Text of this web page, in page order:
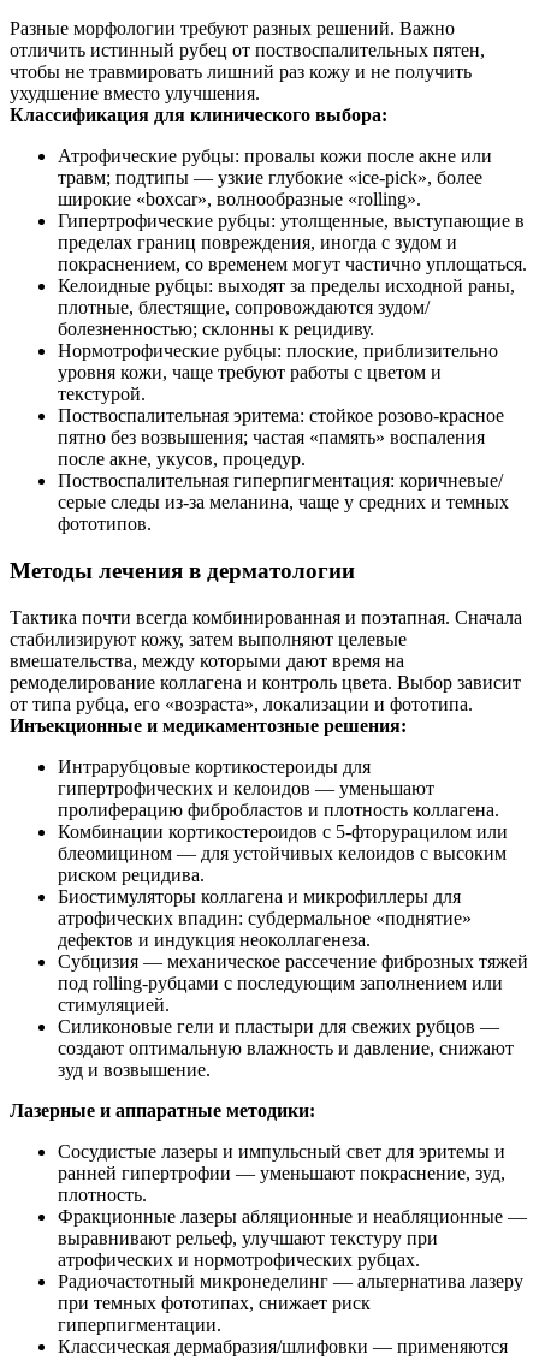
Разные морфологии требуют разных решений. Важно
отличить истинный рубец от поствоспалительных пятен,
чтобы не травмировать лишний раз кожу и не получить
ухудшение вместо улучшения.
Классификация для клинического выбора:
Атрофические рубцы: провалы кожи после акне или
травм; подтипы — узкие глубокие «ice‑pick», более
широкие «boxcar», волнообразные «rolling».
Гипертрофические рубцы: утолщенные, выступающие в
пределах границ повреждения, иногда с зудом и
покраснением, со временем могут частично уплощаться.
Келоидные рубцы: выходят за пределы исходной раны,
плотные, блестящие, сопровождаются зудом/
болезненностью; склонны к рецидиву.
Нормотрофические рубцы: плоские, приблизительно
уровня кожи, чаще требуют работы с цветом и
текстурой.
Поствоспалительная эритема: стойкое розово‑красное
пятно без возвышения; частая «память» воспаления
после акне, укусов, процедур.
Поствоспалительная гиперпигментация: коричневые/
серые следы из-за меланина, чаще у средних и темных
фототипов.
Методы лечения в дерматологии
Тактика почти всегда комбинированная и поэтапная. Сначала
стабилизируют кожу, затем выполняют целевые
вмешательства, между которыми дают время на
ремоделирование коллагена и контроль цвета. Выбор зависит
от типа рубца, его «возраста», локализации и фототипа.
Инъекционные и медикаментозные решения:
Интрарубцовые кортикостероиды для
гипертрофических и келоидов — уменьшают
пролиферацию фибробластов и плотность коллагена.
Комбинации кортикостероидов с 5‑фторурацилом или
блеомицином — для устойчивых келоидов с высоким
риском рецидива.
Биостимуляторы коллагена и микрофиллеры для
атрофических впадин: субдермальное «поднятие»
дефектов и индукция неоколлагенеза.
Субцизия — механическое рассечение фиброзных тяжей
под rolling‑рубцами с последующим заполнением или
стимуляцией.
Силиконовые гели и пластыри для свежих рубцов —
создают оптимальную влажность и давление, снижают
зуд и возвышение.
Лазерные и аппаратные методики:
Сосудистые лазеры и импульсный свет для эритемы и
ранней гипертрофии — уменьшают покраснение, зуд,
плотность.
Фракционные лазеры абляционные и неабляционные —
выравнивают рельеф, улучшают текстуру при
атрофических и нормотрофических рубцах.
Радиочастотный микронеделинг — альтернатива лазеру
при темных фототипах, снижает риск
гиперпигментации.
Классическая дермабразия/шлифовки — применяются